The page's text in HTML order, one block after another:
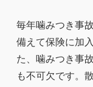
毎年噛みつき事
備えて保険に加
た、噛みつき事
も不可欠です。